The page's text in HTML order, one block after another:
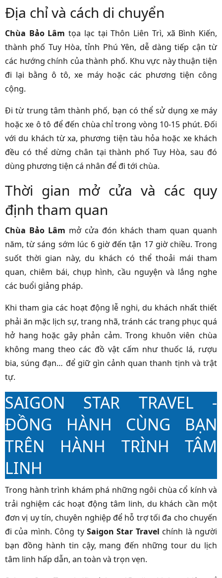
Địa chỉ và cách di chuyển
Chùa Bảo Lâm tọa lạc tại Thôn Liên Trì, xã Bình Kiến,
thành phố Tuy Hòa, tỉnh Phú Yên, dễ dàng tiếp cận từ
các hướng chính của thành phố. Khu vực này thuận tiện
đi lại bằng ô tô, xe máy hoặc các phương tiện công
cộng.
Đi từ trung tâm thành phố, bạn có thể sử dụng xe máy
hoặc xe ô tô để đến chùa chỉ trong vòng 10-15 phút. Đối
với du khách từ xa, phương tiện tàu hỏa hoặc xe khách
đều có thể dừng chân tại thành phố Tuy Hòa, sau đó
dùng phương tiện cá nhân để đi tới chùa.
Thời gian mở cửa và các quy
định tham quan
Chùa Bảo Lâm mở cửa đón khách tham quan quanh
năm, từ sáng sớm lúc 6 giờ đến tận 17 giờ chiều. Trong
suốt thời gian này, du khách có thể thoải mái tham
quan, chiêm bái, chụp hình, cầu nguyện và lắng nghe
các buổi giảng pháp.
Khi tham gia các hoạt động lễ nghi, du khách nhất thiết
phải ăn mặc lịch sự, trang nhã, tránh các trang phục quá
hở hang hoặc gây phản cảm. Trong khuôn viên chùa
không mang theo các đồ vật cấm như thuốc lá, rượu
bia, súng đạn… để giữ gìn cảnh quan thanh tịnh và trật
tự.
SAIGON STAR TRAVEL -
ĐỒNG HÀNH CÙNG BẠN
TRÊN HÀNH TRÌNH TÂM
LINH
Trong hành trình khám phá những ngôi chùa cổ kính và
trải nghiệm các hoạt động tâm linh, du khách cần một
đơn vị uy tín, chuyên nghiệp để hỗ trợ tối đa cho chuyến
đi của mình. Công ty Saigon Star Travel chính là người
bạn đồng hành tin cậy, mang đến những tour du lịch
tâm linh hấp dẫn, an toàn và trọn vẹn.